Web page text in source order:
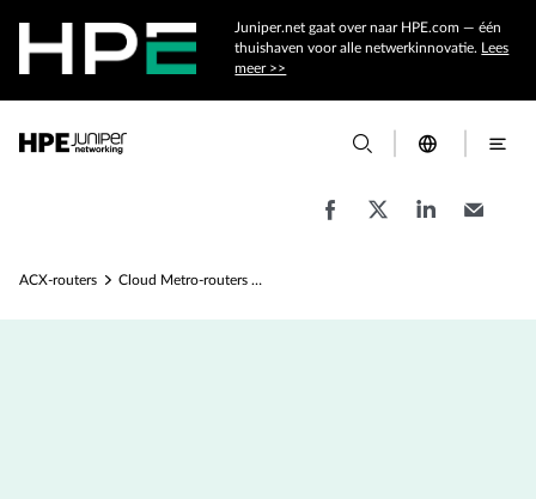
Juniper.net gaat over naar HPE.com — één
thuishaven voor alle netwerkinnovatie. Lees
meer >>
ACX-routers Cloud Metro-routers uit de ACX7024- en ACX7024X-serie